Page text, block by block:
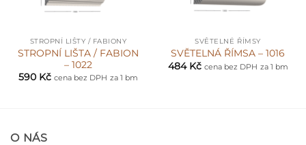
STROPNÍ LIŠTY / FABIONY
STROPNÍ LIŠTA / FABION
– 1022
590 Kč cena bez DPH za 1 bm
SVĚTELNÉ ŘÍMSY
SVĚTELNÁ ŘÍMSA – 1016
484 Kč cena bez DPH za 1 bm
O NÁS